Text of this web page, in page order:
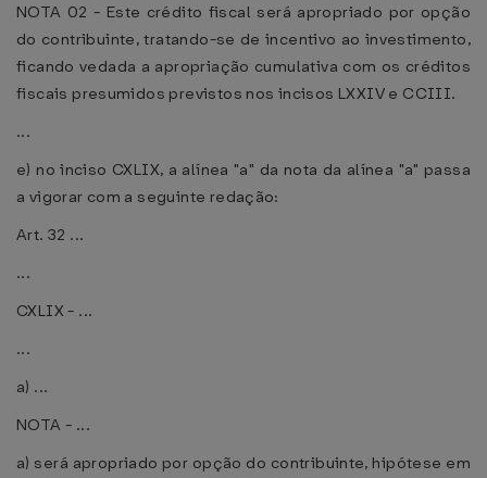
NOTA 02 - Este crédito fiscal será apropriado por opção
do contribuinte, tratando-se de incentivo ao investimento,
ficando vedada a apropriação cumulativa com os créditos
fiscais presumidos previstos nos incisos LXXIV e CCIII.
...
e) no inciso CXLIX, a alínea "a" da nota da alínea "a" passa
a vigorar com a seguinte redação:
Art. 32 ...
...
CXLIX - ...
...
a) ...
NOTA - ...
a) será apropriado por opção do contribuinte, hipótese em